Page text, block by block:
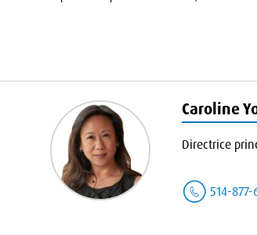
Caroline
Directrice
514-877-